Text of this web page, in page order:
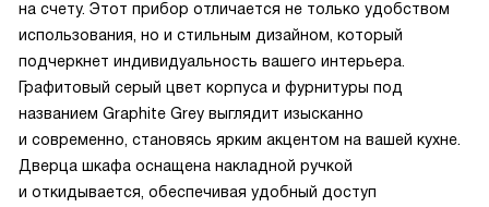
функции "Блокировка от детей", я могу быть спокоен за
безопасность моих малышей.
В общем, я очень доволен этим прибором! Он не только
упрощает процесс приготовления пищи, но и делает его
более интересным и творческим. Рекомендую всем, кто
ценит качество и функциональность!
на счету. Этот прибор отличается не только удобством
использования, но и стильным дизайном, который
подчеркнет индивидуальность вашего интерьера.
Графитовый серый цвет корпуса и фурнитуры под
названием Graphite Grey выглядит изысканно
и современно, становясь ярким акцентом на вашей кухне.
Дверца шкафа оснащена накладной ручкой
и откидывается, обеспечивая удобный доступ